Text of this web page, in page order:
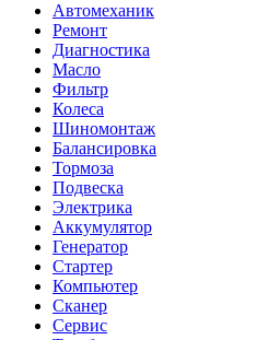
Автомеханик
Ремонт
Диагностика
Масло
Фильтр
Колеса
Шиномонтаж
Балансировка
Тормоза
Подвеска
Электрика
Аккумулятор
Генератор
Стартер
Компьютер
Сканер
Сервис